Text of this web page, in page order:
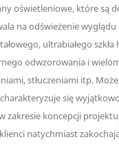
oświetleniowe, które są
na odświeżenie
ultrabiałego
odwzorowania i
stłuczeniami itp.
się
zakresie koncepcji
natychmiast